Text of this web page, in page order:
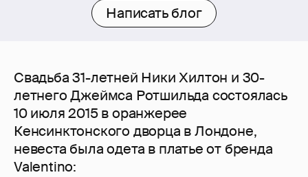
Написать блог
Свадьба 31-летней Ники Хилтон и 30-
летнего Джеймса Ротшильда состоялась
10 июля 2015 в оранжерее
Кенсинктонского дворца в Лондоне,
невеста была одета в платье от бренда
Valentino: